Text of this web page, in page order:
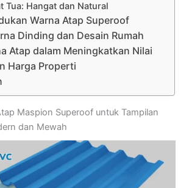
Tua: Hangat dan Natural
Warna Atap Superoof
Dinding dan Desain Rumah
Atap dalam Meningkatkan Nilai
Harga Properti
Maspion Superoof untuk Tampilan
dan Mewah